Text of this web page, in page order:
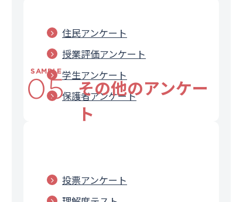
住民アンケート
授業評価アンケート
学生アンケート
保護者アンケート
SAMPLE
05 その他のアンケー
ト
投票アンケート